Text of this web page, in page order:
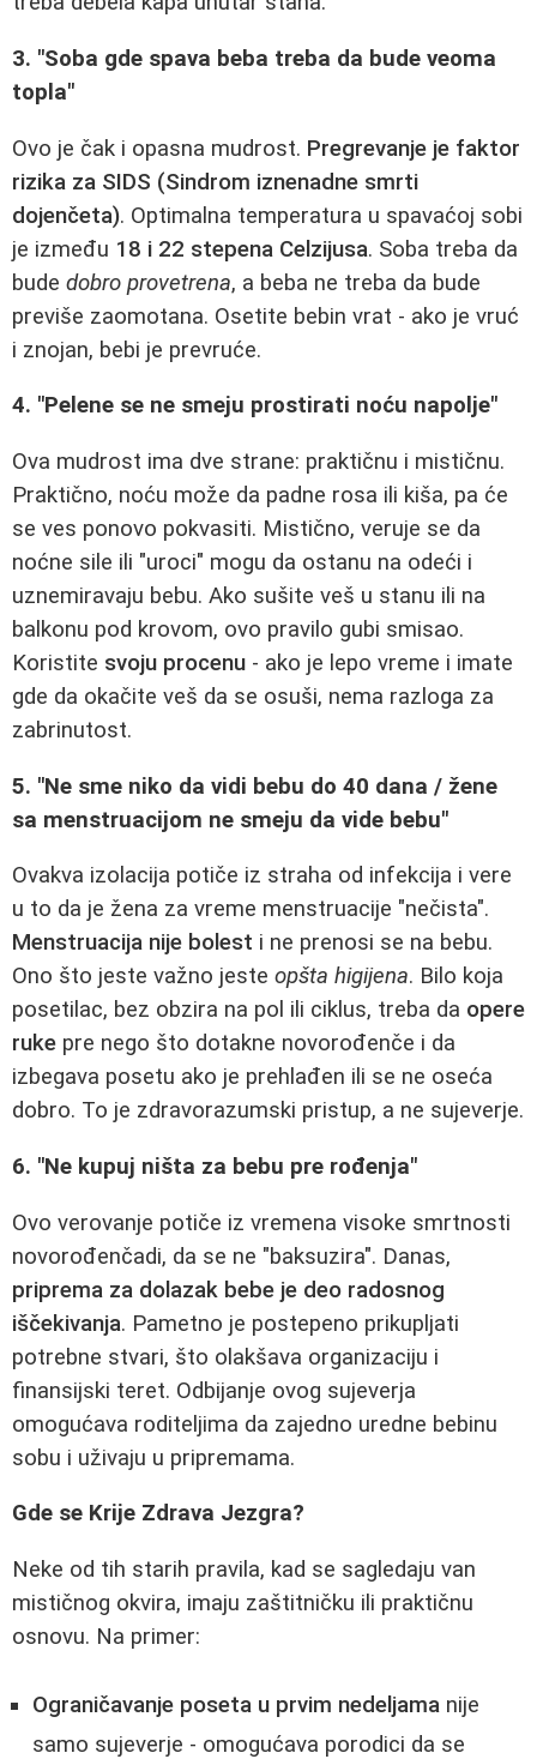
3. "Soba gde spava beba treba da bude veoma
topla"
Ovo je čak i opasna mudrost. Pregrevanje je faktor
rizika za SIDS (Sindrom iznenadne smrti
dojenčeta). Optimalna temperatura u spavaćoj sobi
je između 18 i 22 stepena Celzijusa. Soba treba da
bude dobro provetrena, a beba ne treba da bude
previše zaomotana. Osetite bebin vrat - ako je vruć
i znojan, bebi je prevruće.
4. "Pelene se ne smeju prostirati noću napolje"
Ova mudrost ima dve strane: praktičnu i mističnu.
Praktično, noću može da padne rosa ili kiša, pa će
se ves ponovo pokvasiti. Mistično, veruje se da
noćne sile ili "uroci" mogu da ostanu na odeći i
uznemiravaju bebu. Ako sušite veš u stanu ili na
balkonu pod krovom, ovo pravilo gubi smisao.
Koristite svoju procenu - ako je lepo vreme i imate
gde da okačite veš da se osuši, nema razloga za
zabrinutost.
5. "Ne sme niko da vidi bebu do 40 dana / žene
sa menstruacijom ne smeju da vide bebu"
Ovakva izolacija potiče iz straha od infekcija i vere
u to da je žena za vreme menstruacije "nečista".
Menstruacija nije bolest i ne prenosi se na bebu.
Ono što jeste važno jeste opšta higijena. Bilo koja
posetilac, bez obzira na pol ili ciklus, treba da opere
ruke pre nego što dotakne novorođenče i da
izbegava posetu ako je prehlađen ili se ne oseća
dobro. To je zdravorazumski pristup, a ne sujeverje.
6. "Ne kupuj ništa za bebu pre rođenja"
Ovo verovanje potiče iz vremena visoke smrtnosti
novorođenčadi, da se ne "baksuzira". Danas,
priprema za dolazak bebe je deo radosnog
iščekivanja. Pametno je postepeno prikupljati
potrebne stvari, što olakšava organizaciju i
finansijski teret. Odbijanje ovog sujeverja
omogućava roditeljima da zajedno uredne bebinu
sobu i uživaju u pripremama.
Gde se Krije Zdrava Jezgra?
Neke od tih starih pravila, kad se sagledaju van
mističnog okvira, imaju zaštitničku ili praktičnu
osnovu. Na primer:
Ograničavanje poseta u prvim nedeljama nije
samo sujeverje - omogućava porodici da se